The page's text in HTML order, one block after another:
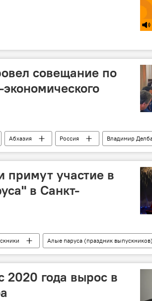
совещание по
Абхазия Россия Владимир
примут участие в
в Санкт-
Алые паруса (праздник выпускников)
Абхазии Абхазия
года вырос в